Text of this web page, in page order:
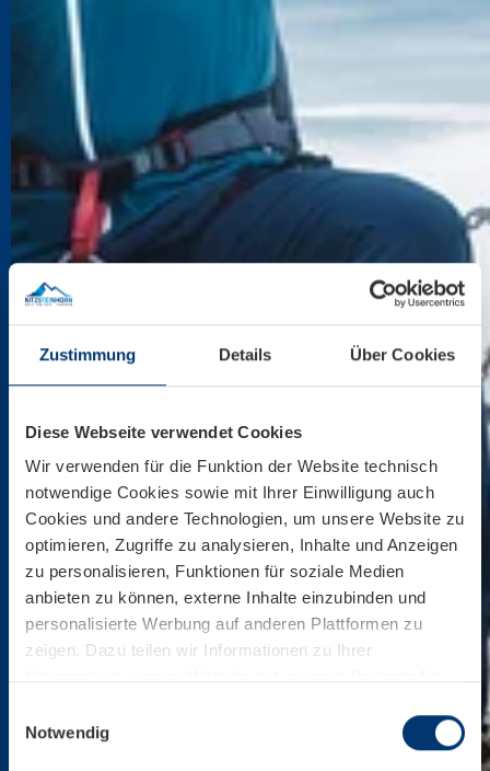
Zustimmung Details Über Cookies
Diese Webseite verwendet Cookies
Wir verwenden für die Funktion der Website technisch
notwendige Cookies sowie mit Ihrer Einwilligung auch
Cookies und andere Technologien, um unsere Website zu
optimieren, Zugriffe zu analysieren, Inhalte und Anzeigen
zu personalisieren, Funktionen für soziale Medien
anbieten zu können, externe Inhalte einzubinden und
personalisierte Werbung auf anderen Plattformen zu
zeigen. Dazu teilen wir Informationen zu Ihrer
zu technisch nicht notwendigen Cookies können Sie
Notwendig